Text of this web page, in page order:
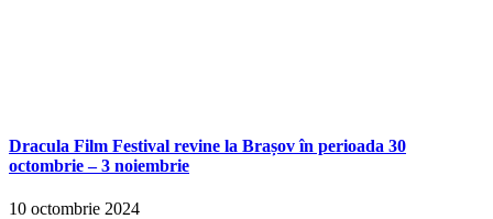
Dracula Film Festival revine la Brașov în perioada 30
octombrie – 3 noiembrie
10 octombrie 2024